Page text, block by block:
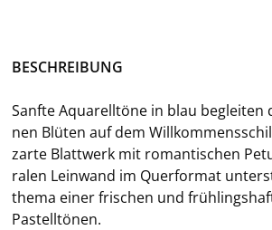
BE­SCHREI­BUNG
Sanf­te Aqua­rell­tö­ne in blau be­glei­ten
nen Blü­ten auf dem
zarte Blatt­werk mit ro­man­ti­schen
ra­len Lein­wand im Quer­for­mat
the­ma einer fri­schen und
Pas­tell­tö­nen.